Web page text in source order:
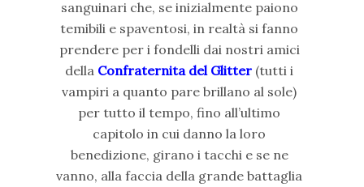
sanguinari che, se inizialmente paiono
temibili e spaventosi, in realtà si fanno
prendere per i fondelli dai nostri amici
della Confraternita del Glitter (tutti i
vampiri a quanto pare brillano al sole)
per tutto il tempo, fino all’ultimo
capitolo in cui danno la loro
benedizione, girano i tacchi e se ne
vanno, alla faccia della grande battaglia